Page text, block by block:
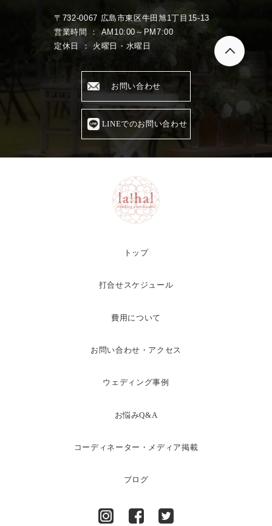
〒732-0067 広島市東区牛田旭1丁目15-13
営業時間 ： AM10:00～PM7:00
定休日 ： 火曜日・水曜日
お問い合わせ
LINEでのお問い合わせ
トップ
打合せスケジュール
費用について
お問い合わせ・アクセス
ウェディング事例
お悩みQ&A
コーディネーター・メディア掲載
ブログ